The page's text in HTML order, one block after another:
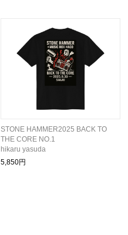
STONE HAMMER2025 BACK TO
THE CORE NO.1
hikaru yasuda
5,850円